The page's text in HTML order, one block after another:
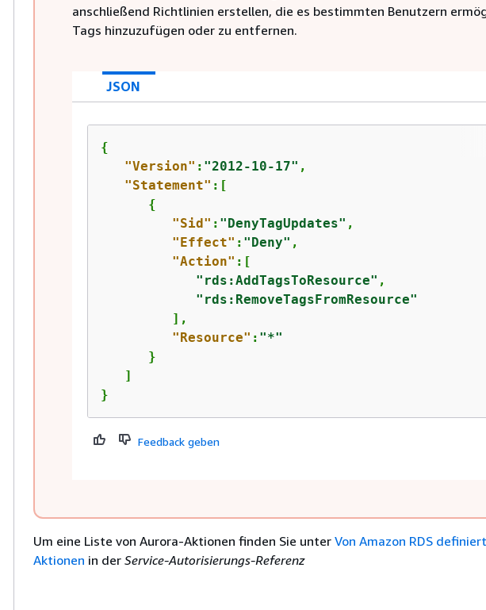
anschließend Richtlinien erstellen, die es bestimmten Benutzern
Tags hinzuzufügen oder zu entfernen.
JSON
{
"Version" : "2012-10-17" ,
"Statement" :[
{
"Sid" : "DenyTagUpdates" ,
"Effect" : "Deny" ,
"Action" :[
"rds:AddTagsToResource" ,
"rds:RemoveTagsFromResource"
         ],
"Resource" : "*"
      }
   ]
}
Feedback geben
Um eine Liste von Aurora-Aktionen finden Sie unter Von Amazon RDS
Aktionen in der Service-Autorisierungs-Referenz